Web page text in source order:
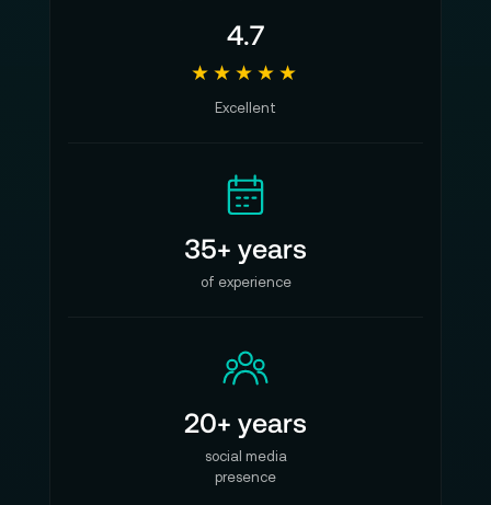
4.7
★★★★★
Excellent
35+ years
of experience
20+ years
social media
presence